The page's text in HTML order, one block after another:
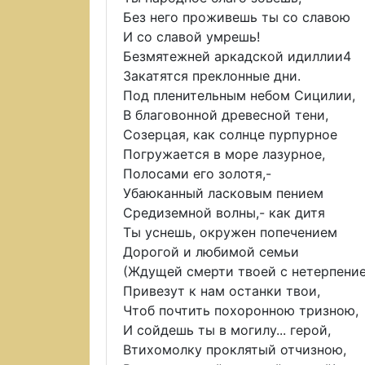
Без него проживешь ты со славою
И со славой умрешь!
Безмятежней аркадской идиллии4
Закатятся преклонные дни.
Под пленительным небом Сицилии,
В благовонной древесной тени,
Созерцая, как солнце пурпурное
Погружается в море лазурное,
Полосами его золотя,-
Убаюканный ласковым пением
Средиземной волны,- как дитя
Ты уснешь, окружен попечением
Дорогой и любимой семьи
(Ждущей смерти твоей с
Привезут к нам останки твои,
Чтоб почтить похоронною тризною,
И сойдешь ты в могилу... герой,
Втихомолку проклятый отчизною,